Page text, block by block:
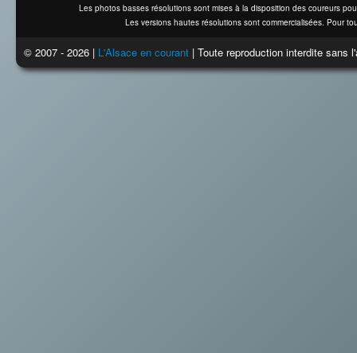
Les photos basses résolutions sont mises à la disposition des coureurs
Les versions hautes résolutions sont commercialisées. Pour
© 2007 - 2026 | L'Alsace en courant | Toute reproduction interdite sans